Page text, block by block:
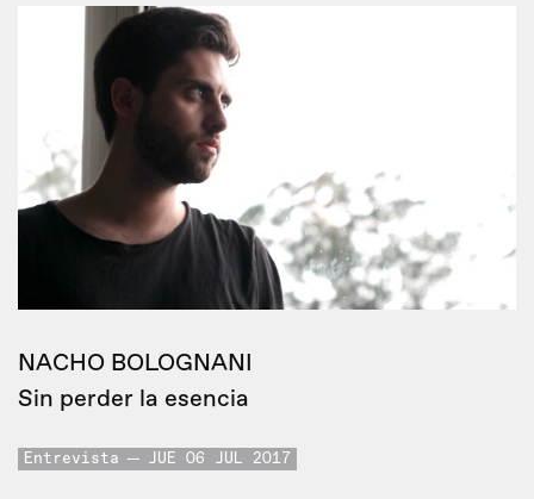
NACHO BOLOGNANI
Sin perder la esencia
Entrevista JUE 06 JUL 2017